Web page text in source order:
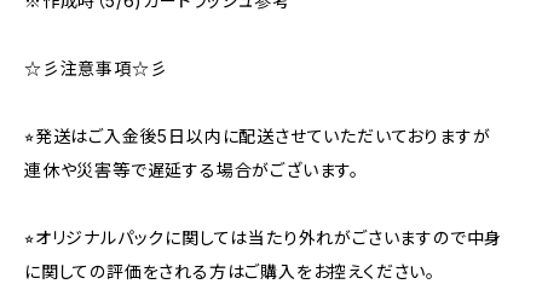
☆彡注意事項☆彡
⭐︎発送はご入金後5日以内に配送させていただいておりますが
連休や災害等で遅延する場合がございます。
⭐︎オリジナルパックに関しては当たり外れがごさいますので中身
に関しての評価をされる方はご購入をお控えください。